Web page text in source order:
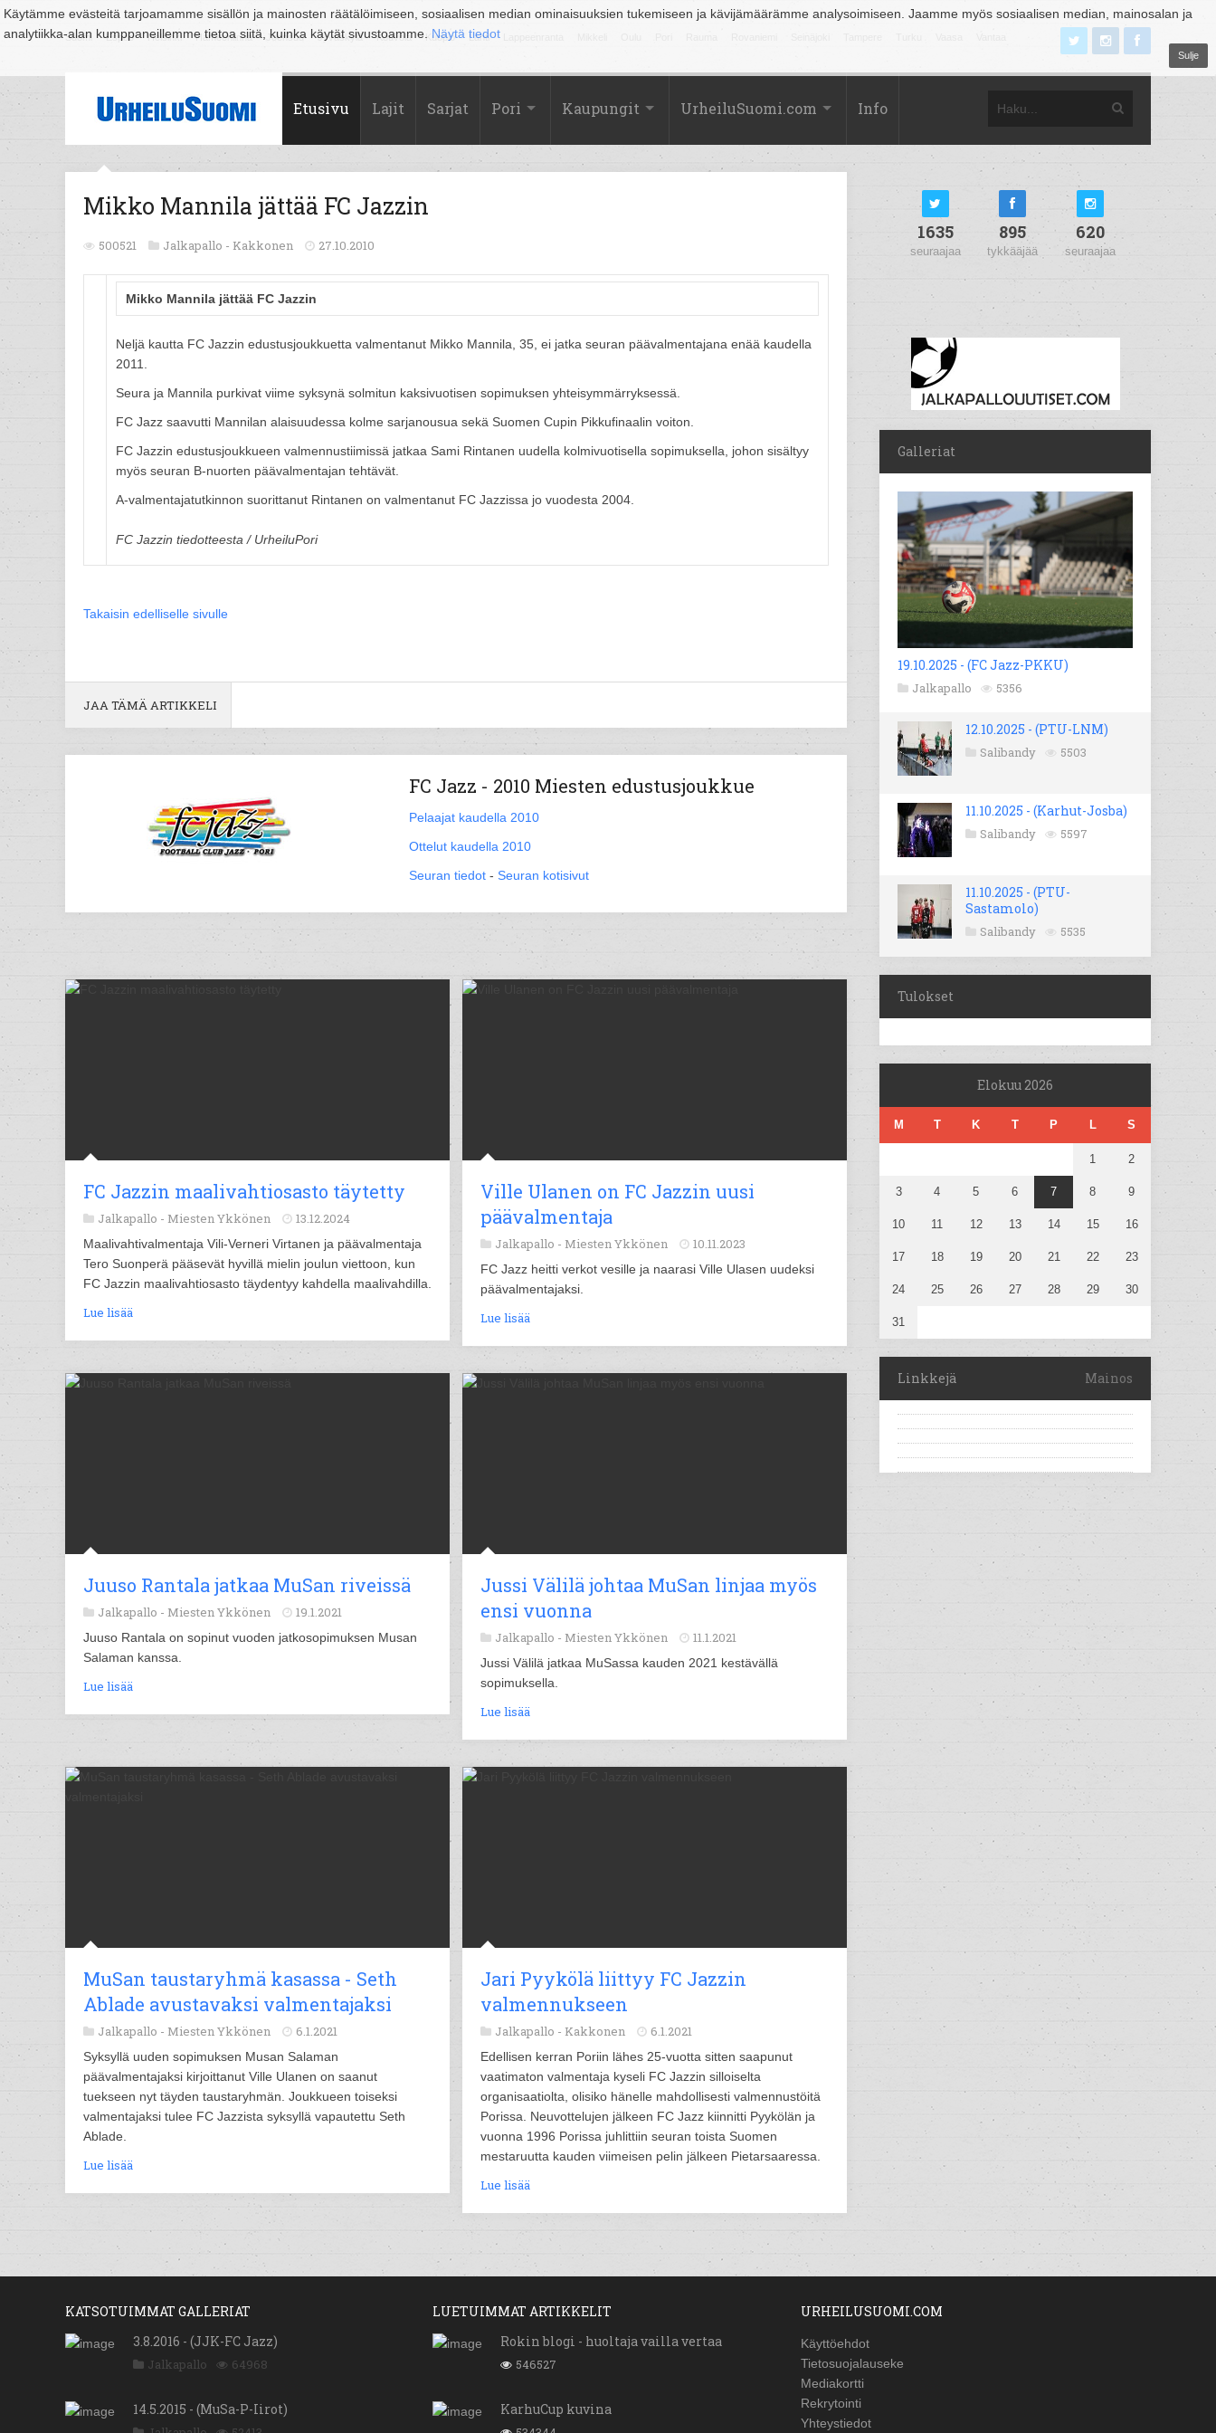
Käytämme evästeitä tarjoamamme sisällön ja mainosten räätälöimiseen, sosiaalisen median ominaisuuksien tukemiseen ja kävijämäärämme analysoimiseen. Jaamme myös sosiaalisen median, mainosalan ja
analytiikka-alan kumppaneillemme tietoa siitä, kuinka käytät sivustoamme. Näytä tiedot
Sulje
Suomi Espoo Helsinki Hämeenlinna Joensuu Jyväskylä Kouvola Kuopio Lahti
Etusivu Lajit Sarjat Pori Kaupungit UrheiluSuomi.com Info
Mikko Mannila jättää FC Jazzin
500521 Jalkapallo - Kakkonen 27.10.2010
Mikko Mannila jättää FC Jazzin
Neljä kautta FC Jazzin edustusjoukkuetta valmentanut Mikko Mannila, 35, ei jatka seuran päävalmentajana enää kaudella
2011.
Seura ja Mannila purkivat viime syksynä solmitun kaksivuotisen sopimuksen yhteisymmärryksessä.
FC Jazz saavutti Mannilan alaisuudessa kolme sarjanousua sekä Suomen Cupin Pikkufinaalin voiton.
FC Jazzin edustusjoukkueen valmennustiimissä jatkaa Sami Rintanen uudella kolmivuotisella sopimuksella, johon sisältyy
myös seuran B-nuorten päävalmentajan tehtävät.
A-valmentajatutkinnon suorittanut Rintanen on valmentanut FC Jazzissa jo vuodesta 2004.
FC Jazzin tiedotteesta / UrheiluPori
Takaisin edelliselle sivulle
JAA TÄMÄ ARTIKKELI
FC Jazz - 2010 Miesten edustusjoukkue
Pelaajat kaudella 2010
Ottelut kaudella 2010
Seuran tiedot - Seuran kotisivut
FC Jazzin maalivahtiosasto täytetty
Jalkapallo - Miesten Ykkönen 13.12.2024
Maalivahtivalmentaja Vili-Verneri Virtanen ja päävalmentaja
Tero Suonperä pääsevät hyvillä mielin joulun viettoon, kun
FC Jazzin maalivahtiosasto täydentyy kahdella maalivahdilla.
Lue lisää
Ville Ulanen on FC Jazzin uusi
päävalmentaja
Jalkapallo - Miesten Ykkönen 10.11.2023
FC Jazz heitti verkot vesille ja naarasi Ville Ulasen uudeksi
päävalmentajaksi.
Lue lisää
Juuso Rantala jatkaa MuSan riveissä
Jalkapallo - Miesten Ykkönen 19.1.2021
Juuso Rantala on sopinut vuoden jatkosopimuksen Musan
Salaman kanssa.
Lue lisää
Jussi Välilä johtaa MuSan linjaa myös
ensi vuonna
Jalkapallo - Miesten Ykkönen 11.1.2021
Jussi Välilä jatkaa MuSassa kauden 2021 kestävällä
sopimuksella.
Lue lisää
MuSan taustaryhmä kasassa - Seth
Ablade avustavaksi valmentajaksi
Jalkapallo - Miesten Ykkönen 6.1.2021
Syksyllä uuden sopimuksen Musan Salaman
päävalmentajaksi kirjoittanut Ville Ulanen on saanut
tuekseen nyt täyden taustaryhmän. Joukkueen toiseksi
valmentajaksi tulee FC Jazzista syksyllä vapautettu Seth
Ablade.
Lue lisää
Jari Pyykölä liittyy FC Jazzin
valmennukseen
Jalkapallo - Kakkonen 6.1.2021
Edellisen kerran Poriin lähes 25-vuotta sitten saapunut
vaatimaton valmentaja kyseli FC Jazzin silloiselta
organisaatiolta, olisiko hänelle mahdollisesti valmennustöitä
Porissa. Neuvottelujen jälkeen FC Jazz kiinnitti Pyykölän ja
vuonna 1996 Porissa juhlittiin seuran toista Suomen
mestaruutta kauden viimeisen pelin jälkeen Pietarsaaressa.
Lue lisää
1635
seuraajaa
895
tykkääjää
620
seuraajaa
Galleriat
19.10.2025 - (FC Jazz-PKKU)
Jalkapallo 5356
12.10.2025 - (PTU-LNM)
Salibandy 5503
11.10.2025 - (Karhut-Josba)
Salibandy 5597
11.10.2025 - (PTU-
Sastamolo)
Salibandy 5535
Tulokset
Elokuu 2026
M T K T P L S
1 2
3 4 5 6 7 8 9
10 11 12 13 14 15 16
17 18 19 20 21 22 23
24 25 26 27 28 29 30
31
Linkkejä Mainos
KATSOTUIMMAT GALLERIAT
3.8.2016 - (JJK-FC Jazz)
Jalkapallo 64968
14.5.2015 - (MuSa-P-Iirot)
LUETUIMMAT ARTIKKELIT
Rokin blogi - huoltaja vailla vertaa
546527
KarhuCup kuvina
URHEILUSUOMI.COM
Käyttöehdot
Tietosuojalauseke
Mediakortti
Rekrytointi
Yhteystiedot